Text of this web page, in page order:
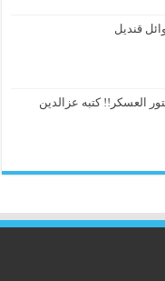
قنديل
العسكر!! كتبه عزالدين